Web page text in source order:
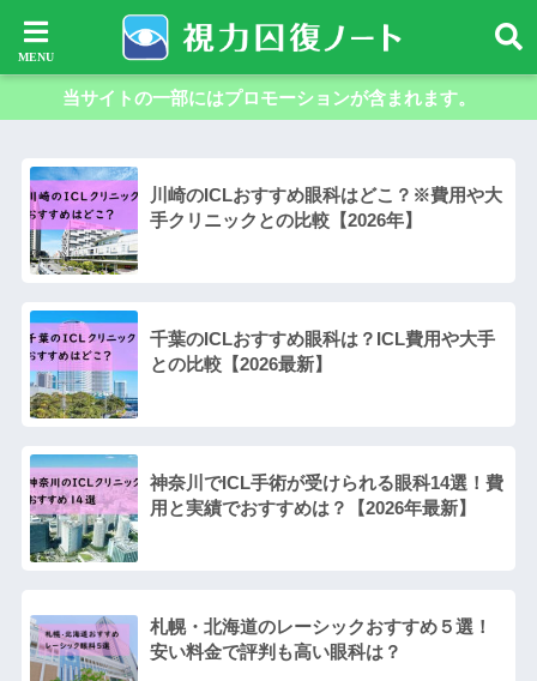
当サイトの一部にはプロモーションが含まれます。
川崎のICLおすすめ眼科はどこ？※費用や大
手クリニックとの比較【2026年】
千葉のICLおすすめ眼科は？ICL費用や大手
との比較【2026最新】
神奈川でICL手術が受けられる眼科14選！費
用と実績でおすすめは？【2026年最新】
札幌・北海道のレーシックおすすめ５選！
安い料金で評判も高い眼科は？